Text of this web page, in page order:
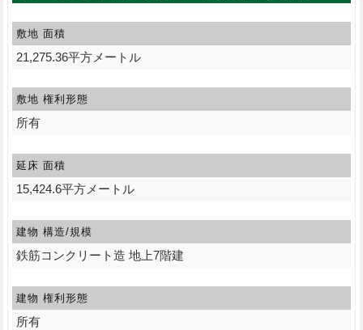
敷地 面積
21,275.36平方メートル
敷地 権利形態
所有
延床 面積
15,424.6平方メートル
建物 構造/規模
鉄筋コンクリート造 地上7階建
建物 権利形態
所有